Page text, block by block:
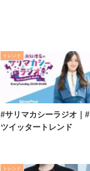
トレンド
#サリマカシーラジオ｜#
ツイッタートレンド
トレンド